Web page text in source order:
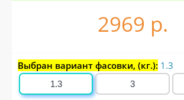
2969 р.
Выбран вариант фасовки, (кг.): 1.3
1.3 3